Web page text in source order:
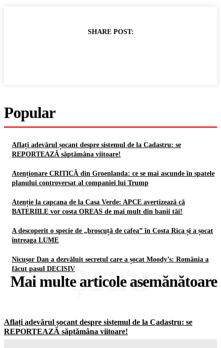
SHARE POST:
Popular
Aflați adevărul șocant despre sistemul de la Cadastru: se
REPORTEAZĂ săptămâna viitoare!
Atenționare CRITICĂ din Groenlanda: ce se mai ascunde în spatele
planului controversat al companiei lui Trump
Atenție la capcana de la Casa Verde: APCE avertizează că
BATERIILE vor costa OREAS de mai mult din banii tăi!
A descoperit o specie de „broscuță de cafea” în Costa Rica și a șocat
întreaga LUME
Nicușor Dan a dezvăluit secretul care a șocat Moody’s: România a
făcut pasul DECISIV
Mai multe articole asemănătoare
ȘTIRI
Aflați adevărul șocant despre sistemul de la Cadastru: se
REPORTEAZĂ săptămâna viitoare!